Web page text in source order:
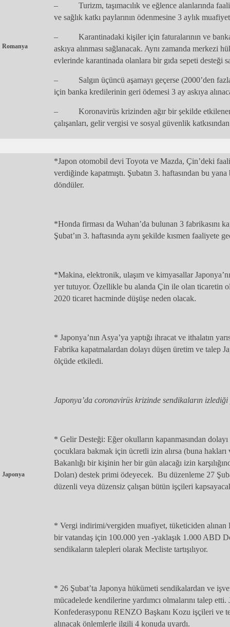
Romanya
– Turizm, taşımacılık ve eğlence alanlarında
ve sağlık katkı paylarının ödenmesine 3 aylık
– Karantinadaki kişiler için faturalarının ve
askıya alınması sağlanacak. Aynı zamanda merkezi
evlerinde karantinada olanlara bir gıda sepeti desteği
– Salgın üçüncü aşamayı geçerse (2000’den
için banka kredilerinin geri ödemesi 3 ay askıya
– Koronavirüs krizinden ağır bir şekilde
çalışanları, gelir vergisi ve sosyal güvenlik
Japonya
*Japon otomobil devi Toyota ve Mazda, Çin’deki
verdiğinde kapatmıştı. Şubatın 3. haftasından bu
döndüler.
*Honda firması da Wuhan’da bulunan 3 fabrikasını
Şubat’ın 3. haftasında aynı şekilde kısmen faaliyete
*Makina, elektronik, ulaşım ve kimyasallar
yer tutuyor. Özellikle bu alanda Çin ile olan ticaretin
2020 ticaret hacminde düşüşe neden olacak.
* Japonya’nın Asya’ya yaptığı ihracat ve ithalatın
Fabrika kapatmalardan dolayı düşen üretim ve talep
ölçüde etkiledi.
Japonya’da coronavirüs krizinde sendikaların
* Gelir Desteği: Eğer okulların kapanmasından
çocuklara bakmak için ücretli izin alırsa (buna hakları
Bakanlığı bir kişinin her bir gün alacağı izin
Doları) destek primi ödeyecek. Bu düzenleme 27
düzenli veya düzensiz çalışan bütün işçileri
* Vergi indirimi/vergiden muafiyet, tüketiciden
bir vatandaş için 100.000 yen -yaklaşık 1.000 ABD
sendikaların talepleri olarak Mecliste tartışılıyor.
* 26 Şubat’ta Japonya hükümeti sendikalardan ve
mücadelede kendilerine yardımcı olmalarını talep
Konfederasyponu RENZO Başkanı Kozu işçileri ve
alınacak önlemlerle ilgili 4 konuda uyardı.